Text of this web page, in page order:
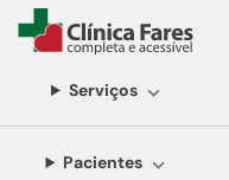
Serviços
Pacientes